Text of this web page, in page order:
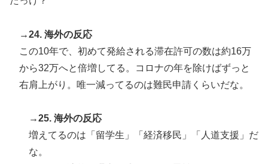
→24. 海外の反応
この10年で、初めて発給される滞在許可の数は約16万
から32万へと倍増してる。コロナの年を除けばずっと
右肩上がり。唯一減ってるのは難民申請くらいだな。
→25. 海外の反応
増えてるのは「留学生」「経済移民」「人道支援」だ
な。